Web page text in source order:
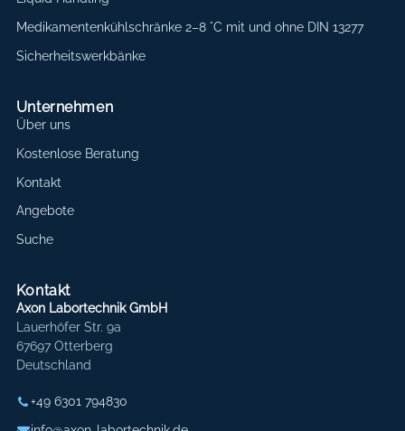
Medikamentenkühlschränke 2–8 °C mit und ohne DIN 13277
Sicherheitswerkbänke
Unternehmen
Über uns
Kostenlose Beratung
Kontakt
Angebote
Suche
Kontakt
Axon Labortechnik GmbH
Lauerhöfer Str. 9a
67697 Otterberg
Deutschland
+49 6301 794830